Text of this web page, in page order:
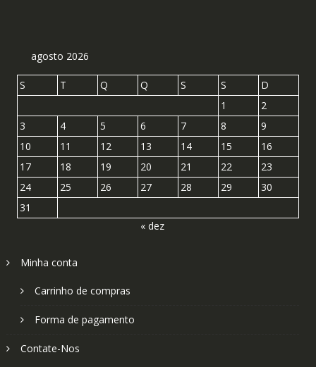
agosto 2026
S T Q Q S S
D
1
2
3
4 5 6 7 8
9
10
11 12 13 14 15
16
17
18 19 20 21 22
23
24
25 26 27 28 29
30
31
« dez
Minha conta
Carrinho de compras
Forma de pagamento
Contate-Nos